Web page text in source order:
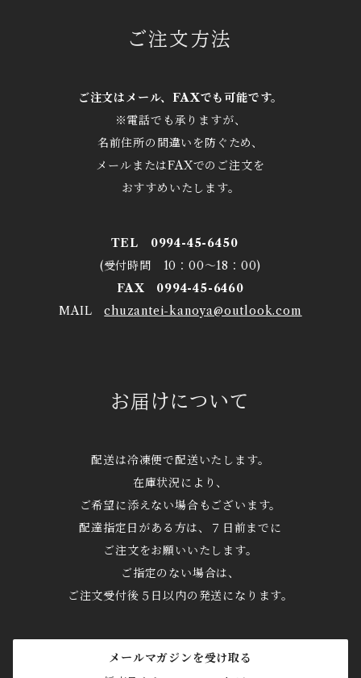
ご注文方法
ご注文はメール、FAXでも可能です。
※電話でも承りますが、
名前住所の間違いを防ぐため、
メールまたはFAXでのご注文を
おすすめいたします。
TEL 0994-45-6450
(受付時間 10：00～18：00)
FAX 0994-45-6460
MAILchuzantei-kanoya@outlook.com
お届けについて
配送は冷凍便で配送いたします。
在庫状況により、
ご希望に添えない場合もございます。
配達指定日がある方は、７日前までに
ご注文をお願いいたします。
ご指定のない場合は、
ご注文受付後５日以内の発送になります。
メールマガジンを受け取る